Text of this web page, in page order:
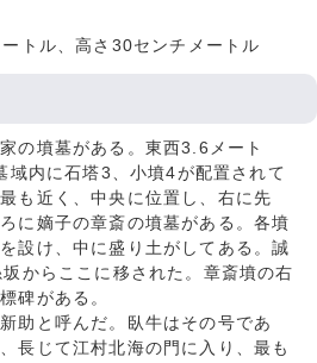
トル、高さ30センチメートル
の墳墓がある。東西3.6メート
域内に石塔3、小墳4が配置されて
も近く、中央に位置し、右に先
に嫡子の章斎の墳墓がある。各墳
設け、中に盛り土がしてある。誠
からここに移された。章斎墳の右
碑がある。
助と呼んだ。臥牛はその号であ
長じて江村北海の門に入り、最も